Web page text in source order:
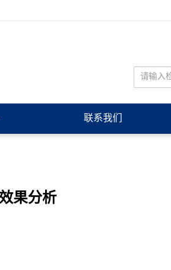
联系我们
果分析